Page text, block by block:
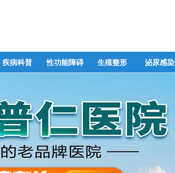
疾病科普 性功能障碍 生殖整形 泌尿感染